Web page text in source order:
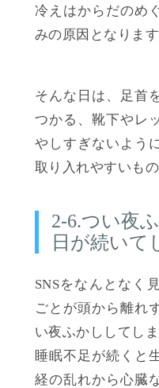
冷えはからだのめ
みの原因となります
そんな日は、足首
つかる、靴下やレ
やしすぎないよう
取り入れやすいも
2-6.つい夜
日が続いて
SNSをなんとなく
ごとが頭から離れ
い夜ふかししてし
睡眠不足が続くと
経の乱れから心臓